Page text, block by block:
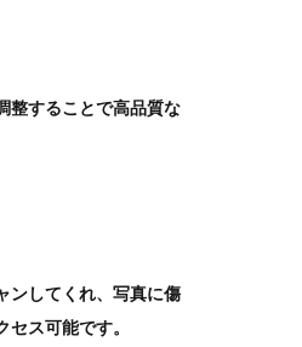
整することで高品質な
ンしてくれ、写真に傷
ス可能です。